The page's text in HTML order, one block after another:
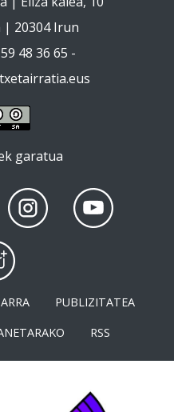
| 20304 Irun
48 36 65 -
garatua
PUBLIZITATEA
RSS